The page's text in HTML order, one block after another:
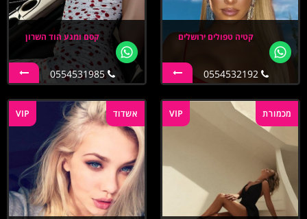
קטיה טפולים ירושלים
0554532192
קסם ומגע הוד השרון
0554531985
VIP מכמורת VIP אשדוד